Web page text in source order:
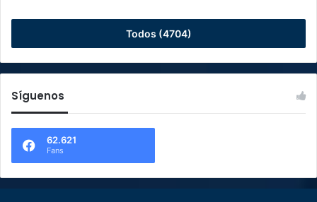
Todos (4704)
Síguenos
62.621
Fans